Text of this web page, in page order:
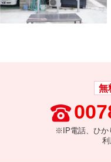
無
※IP電話、ひか